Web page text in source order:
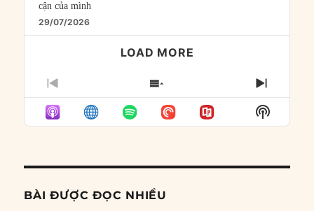
cận của mình
29/07/2026
LOAD MORE
PREVIOUS
EPISODE
SHOW
EPISODES
LIST
NEXT
Show
Podcast
BÀI ĐƯỢC ĐỌC NHIỀU